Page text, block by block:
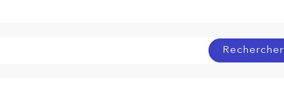
Rechercher